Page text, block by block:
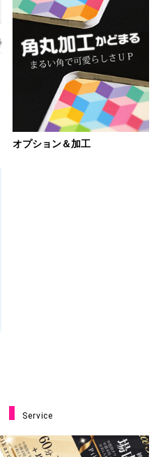
オプション＆加工
Service